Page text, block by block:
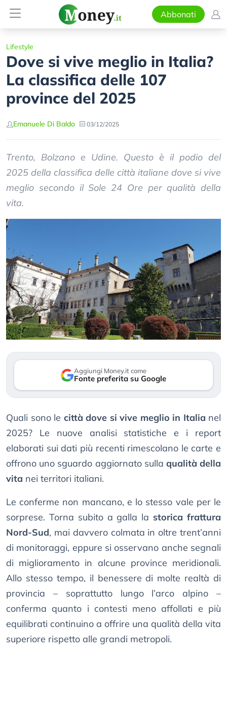
Abbonati
Lifestyle
Dove si vive meglio in Italia?
La classifica delle 107
province del 2025
Emanuele Di Baldo 03/12/2025
Trento, Bolzano e Udine. Questo è il podio del
2025 della classifica delle città italiane dove si vive
meglio secondo il Sole 24 Ore per qualità della
vita.
Aggiungi Money.it come
Fonte preferita su Google
Quali sono le città dove si vive meglio in Italia nel
2025? Le nuove analisi statistiche e i report
elaborati sui dati più recenti rimescolano le carte e
offrono uno sguardo aggiornato sulla qualità della
vita nei territori italiani.
Le conferme non mancano, e lo stesso vale per le
sorprese. Torna subito a galla la storica frattura
Nord-Sud, mai davvero colmata in oltre trent’anni
di monitoraggi, eppure si osservano anche segnali
di miglioramento in alcune province meridionali.
Allo stesso tempo, il benessere di molte realtà di
provincia – soprattutto lungo l’arco alpino –
conferma quanto i contesti meno affollati e più
equilibrati continuino a offrire una qualità della vita
superiore rispetto alle grandi metropoli.